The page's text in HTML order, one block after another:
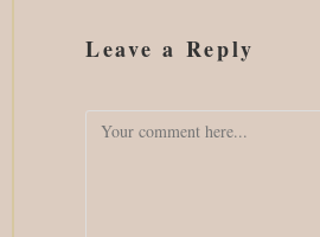
Leave a Reply
Comment